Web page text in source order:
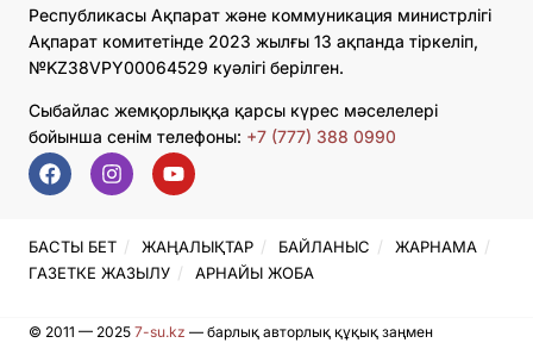
Республикасы Ақпарат және коммуникация министрлігі
Ақпарат комитетінде 2023 жылғы 13 ақпанда тіркеліп,
№KZ38VPY00064529 куәлігі берілген.
Сыбайлас жемқорлыққа қарсы күрес мәселелері
бойынша сенім телефоны: +7 (777) 388 0990
БАСТЫ БЕТ ЖАҢАЛЫҚТАР БАЙЛАНЫС
ЖАРНАМА
ГАЗЕТКЕ ЖАЗЫЛУ
АРНАЙЫ ЖОБА
© 2011 — 2025 7-su.kz — барлық авторлық құқық заңмен